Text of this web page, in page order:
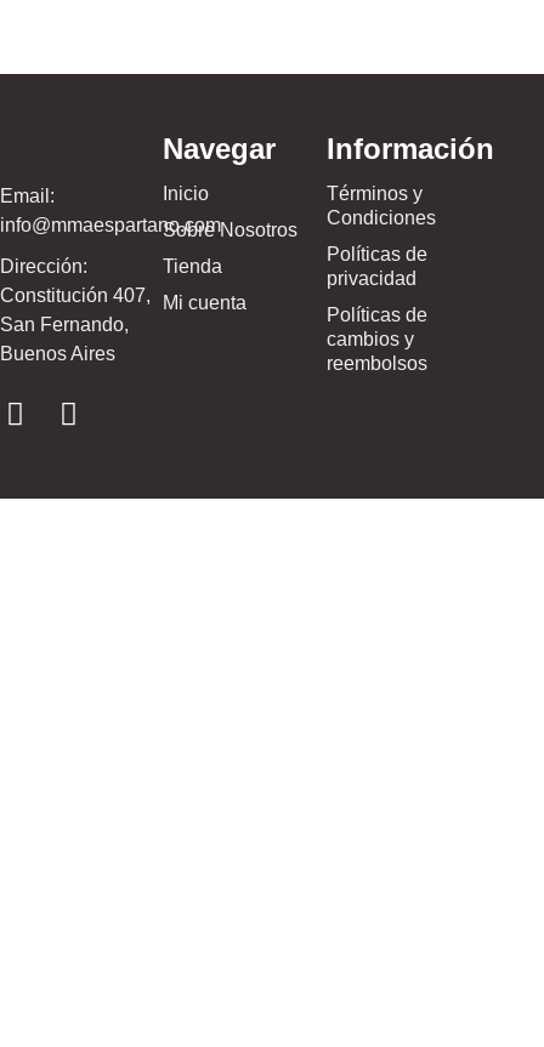
Email:
info@mmaespartano.com
Dirección:
Constitución 407,
San Fernando,
Buenos Aires
Navegar
Inicio
Sobre Nosotros
Tienda
Mi cuenta
Información
Términos y
Condiciones
Políticas de
privacidad
Políticas de
cambios y
reembolsos